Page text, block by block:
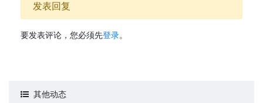
发表回复
要发表评论，您必须先登录。
其他动态